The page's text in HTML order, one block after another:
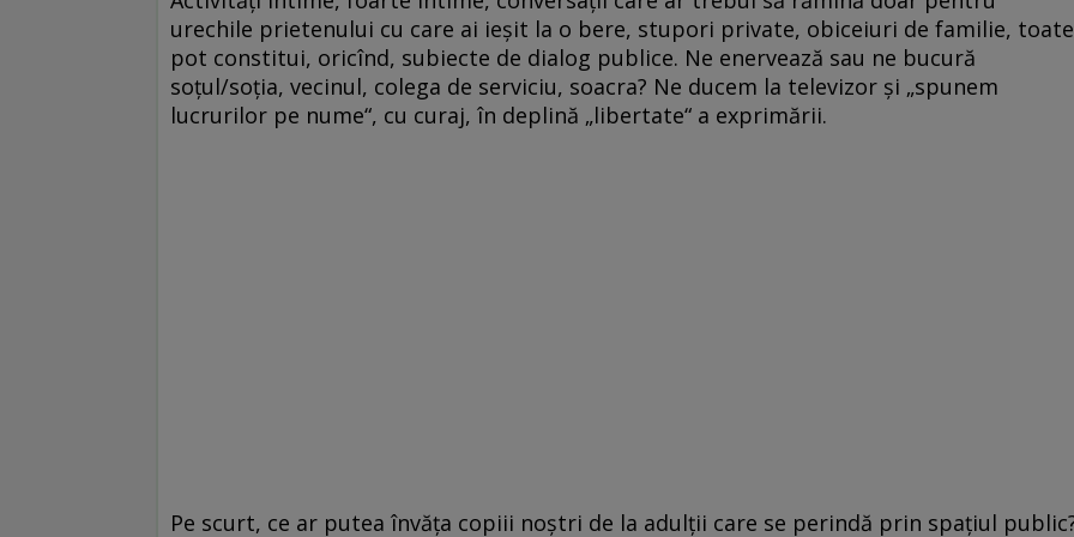
urechile prietenului cu care ai ieşit la o bere, stupori private, obiceiuri de familie, toate
pot constitui, oricînd, subiecte de dialog publice. Ne enervează sau ne bucură
soţul/soţia, vecinul, colega de serviciu, soacra? Ne ducem la televizor şi „spunem
lucrurilor pe nume“, cu curaj, în deplină „libertate“ a exprimării.
Pe scurt, ce ar putea învăţa copiii noştri de la adulţii care se perindă prin spaţiul